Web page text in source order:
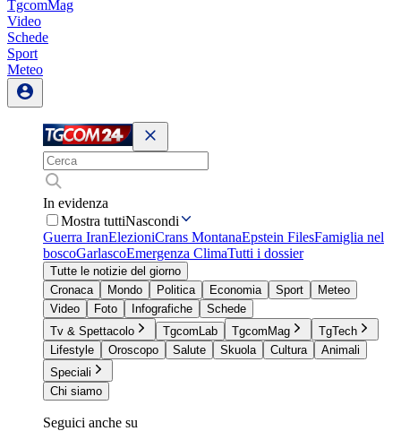
TgcomMag
Video
Schede
Sport
Meteo
In evidenza
Mostra tuttiNascondi
Guerra IranElezioniCrans MontanaEpstein FilesFamiglia nel
boscoGarlascoEmergenza ClimaTutti i dossier
Tutte le notizie del giorno
Cronaca
Mondo Politica Economia Sport
Meteo
Video
Foto Infografiche
Schede
Tv & Spettacolo
TgcomLab TgcomMag
TgTech
Lifestyle
Oroscopo Salute Skuola Cultura
Animali
Speciali
Chi siamo
Seguici anche su